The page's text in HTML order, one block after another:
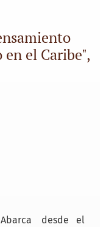
el Caribe",
Abarca desde el